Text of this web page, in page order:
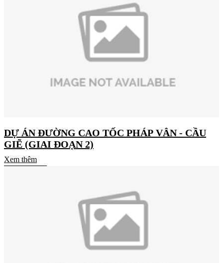
DỰ ÁN ĐƯỜNG CAO TỐC PHÁP VÂN - CẦU
GIẼ (GIAI ĐOẠN 2)
Xem thêm